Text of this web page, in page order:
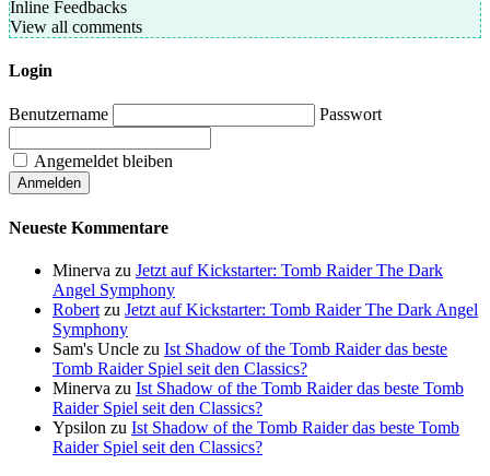
Inline Feedbacks
View all comments
Login
Benutzername Passwort
Angemeldet bleiben
Neueste Kommentare
Minerva zu Jetzt auf Kickstarter: Tomb Raider The Dark
Angel Symphony
Robert zu Jetzt auf Kickstarter: Tomb Raider The Dark Angel
Symphony
Sam's Uncle zu Ist Shadow of the Tomb Raider das beste
Tomb Raider Spiel seit den Classics?
Minerva zu Ist Shadow of the Tomb Raider das beste Tomb
Raider Spiel seit den Classics?
Ypsilon zu Ist Shadow of the Tomb Raider das beste Tomb
Raider Spiel seit den Classics?